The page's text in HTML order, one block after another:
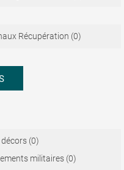
Récupération (0)
(0)
militaires (0)